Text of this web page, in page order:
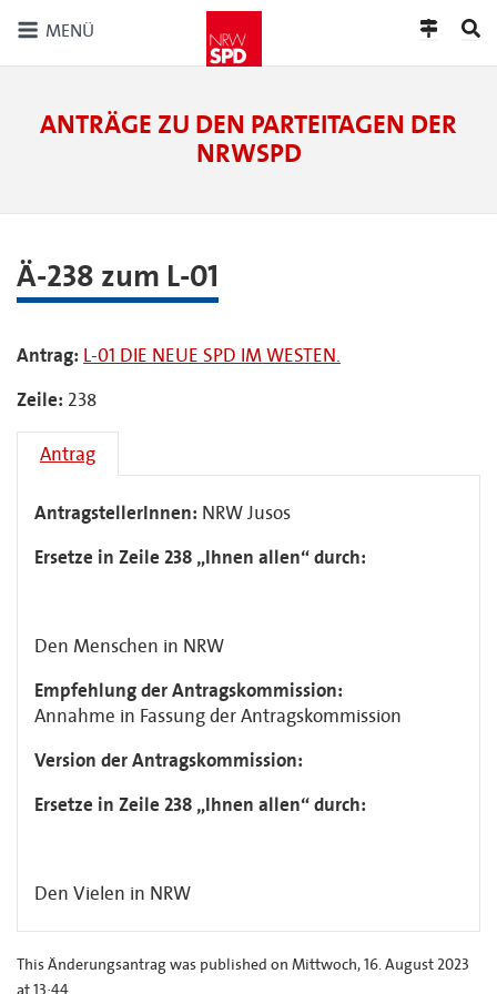
MENÜ
ANTRÄGE ZU DEN PARTEITAGEN DER
NRWSPD
Ä-238 zum L-01
Antrag: L-01 DIE NEUE SPD IM WESTEN.
Zeile: 238
Antrag
AntragstellerInnen: NRW Jusos
Ersetze in Zeile 238 „Ihnen allen“ durch:
Den Menschen in NRW
Empfehlung der Antragskommission:
Annahme in Fassung der Antragskommission
Version der Antragskommission:
Ersetze in Zeile 238 „Ihnen allen“ durch:
Den Vielen in NRW
This Änderungsantrag was published on Mittwoch, 16. August 2023
at 13:44.